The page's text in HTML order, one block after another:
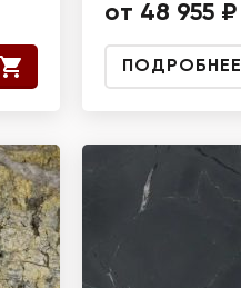
от 48 955 ₽
ПОДРОБНЕЕ